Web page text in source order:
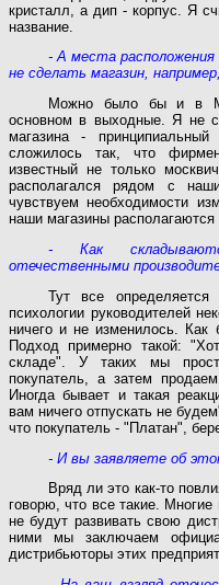
кристалл, а дип - корпус. Я
название.
- А места расположения
не сделать магазин,
Можно было бы и в
основном в выходные. Я не
магазина -
сложилось так, что
известный не только
располагался рядом с
чувствуем необходимости
наши магазины
- Как
отечественными
Тут все определяется
психологии руководителей
ничего и не изменилось. Как
Подход примерно такой:
складе". У таких мы
покупатель, а затем
Иногда бывает и такая
вам ничего отпускать не
что покупатель - "Платан",
- И вы заявляете об
Вряд ли это как-то
говорю, что все такие.
не будут развивать свою
ними мы заключаем
дистрибьюторы этих